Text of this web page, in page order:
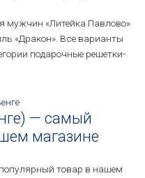
мужчин «Литейка Павлово»
«Дракон». Все варианты
подарочные решетки-
— самый
магазине
товар в нашем